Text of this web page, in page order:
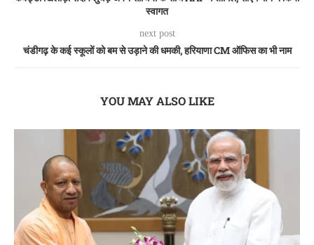
स्वागत
next post
चंडीगढ़ के कई स्कूलों को बम से उड़ाने की धमकी, हरियाणा CM ऑफिस का भी नाम
YOU MAY ALSO LIKE